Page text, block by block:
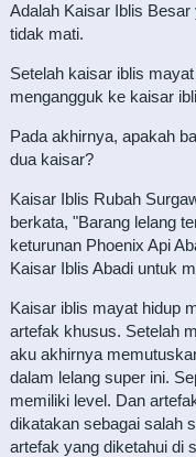
Adalah Kaisar Iblis
tidak mati.
Setelah kaisar iblis
mengangguk ke kaisar
Pada akhirnya, apakah
dua kaisar?
Kaisar Iblis Rubah
berkata, "Barang lelang
keturunan Phoenix Api
Kaisar Iblis Abadi untuk
Kaisar iblis mayat hidup
artefak khusus. Setelah
aku akhirnya
dalam lelang super ini.
memiliki level. Dan
dikatakan sebagai salah
artefak yang diketahui di